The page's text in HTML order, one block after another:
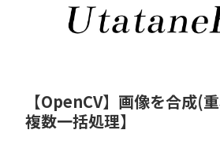
【OpenCV】画像を合成(
複数一括処理】